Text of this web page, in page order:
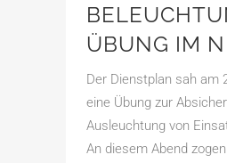
ÜBUNG IM
Der Dienstplan sah am
eine Übung zur
Ausleuchtung von
An diesem Abend